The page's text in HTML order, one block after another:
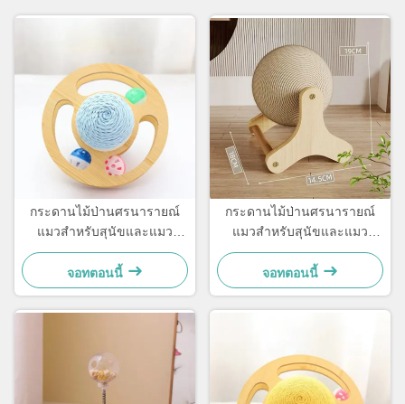
กระดานไม้ป่านศรนารายณ์
แมวสำหรับสุนัขและแมว
ขนาดเล็ก เรียบง่ายและใช้งาน
ได้จริง
จอทตอนนี้
กระดานไม้ป่านศรนารายณ์
แมวสำหรับสุนัขและแมว
ขนาดเล็ก เรียบง่ายและใช้งาน
ได้จริง
จอทตอนนี้